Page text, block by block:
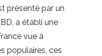
présenté par un
a établi une
vue à
populaires, ces